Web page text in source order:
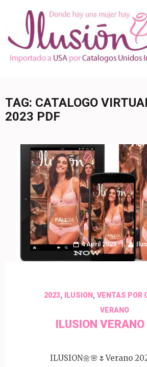
content
(Press
TAG: CATALOGO
2023 PDF
4 April 2023
2023, ILUSION , VENTAS POR
VERANO
ILUSION
ILUSION🌼🌸🌷Verano